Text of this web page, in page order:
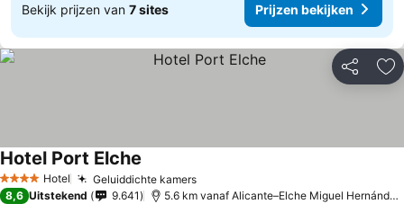
Bekijk prijzen van 7 sites Prijzen bekijken
Delen
4 SterrenHotel Geluiddichte kamers
Hotel Port Elche
8,6 Uitstekend 9.641 5.6 km vanaf Alicante–Elche Miguel Hernández Airport